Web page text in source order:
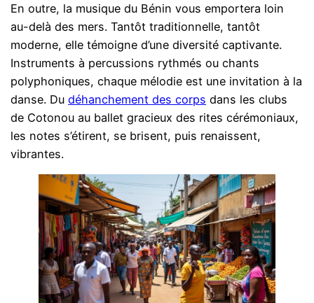
En outre, la musique du Bénin vous emportera loin
au-delà des mers. Tantôt traditionnelle, tantôt
moderne, elle témoigne d’une diversité captivante.
Instruments à percussions rythmés ou chants
polyphoniques, chaque mélodie est une invitation à la
danse. Dudéhanchement des corps dans les clubs
de Cotonou au ballet gracieux des rites cérémoniaux,
les notes s’étirent, se brisent, puis renaissent,
vibrantes.